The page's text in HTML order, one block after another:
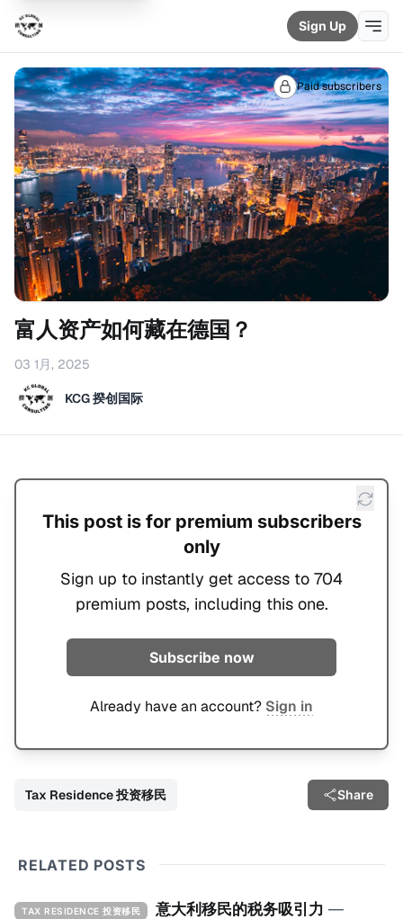
Sign Up
Paid subscribers
富人资产如何藏在德国？
03 1月, 2025
KCG 揆创国际
This post is for premium subscribers
only
Sign up to instantly get access to 704
premium posts, including this one.
Subscribe now
Already have an account? Sign in
Tax Residence 投资移民 Share
RELATED POSTS
TAX RESIDENCE 投资移民 意大利移民的税务吸引力 —